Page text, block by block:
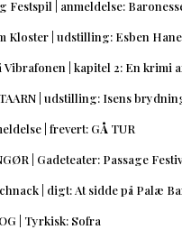
Festspil | anmeldelse:
Kloster | udstilling: Esben
Vibrafonen | kapitel 2: En krimi
| udstilling: Isens
| frevert: GÅ TUR
| Gadeteater: Passage
| digt: At sidde på Palæ
| Tyrkisk: Sofra